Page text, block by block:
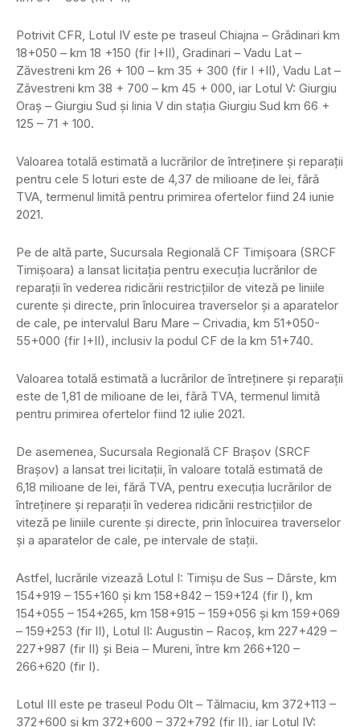
Potrivit CFR, Lotul IV este pe traseul Chiajna – Grădinari km
18+050 – km 18 +150 (fir I+II), Gradinari – Vadu Lat –
Zăvestreni km 26 + 100 – km 35 + 300 (fir I +II), Vadu Lat –
Zăvestreni km 38 + 700 – km 45 + 000, iar Lotul V: Giurgiu
Oraş – Giurgiu Sud şi linia V din staţia Giurgiu Sud km 66 +
125 – 71 + 100.
Valoarea totală estimată a lucrărilor de întreţinere şi reparaţii
pentru cele 5 loturi este de 4,37 de milioane de lei, fără
TVA, termenul limită pentru primirea ofertelor fiind 24 iunie
2021.
Pe de altă parte, Sucursala Regională CF Timişoara (SRCF
Timişoara) a lansat licitaţia pentru execuţia lucrărilor de
reparaţii în vederea ridicării restricţiilor de viteză pe liniile
curente şi directe, prin înlocuirea traverselor şi a aparatelor
de cale, pe intervalul Baru Mare – Crivadia, km 51+050-
55+000 (fir I+II), inclusiv la podul CF de la km 51+740.
Valoarea totală estimată a lucrărilor de întreţinere şi reparaţii
este de 1,81 de milioane de lei, fără TVA, termenul limită
pentru primirea ofertelor fiind 12 iulie 2021.
De asemenea, Sucursala Regională CF Braşov (SRCF
Braşov) a lansat trei licitaţii, în valoare totală estimată de
6,18 milioane de lei, fără TVA, pentru execuţia lucrărilor de
întreţinere şi reparaţii în vederea ridicării restricţiilor de
viteză pe liniile curente şi directe, prin înlocuirea traverselor
şi a aparatelor de cale, pe intervale de staţii.
Astfel, lucrările vizează Lotul I: Timişu de Sus – Dârste, km
154+919 – 155+160 şi km 158+842 – 159+124 (fir I), km
154+055 – 154+265, km 158+915 – 159+056 şi km 159+069
– 159+253 (fir II), Lotul II: Augustin – Racoş, km 227+429 –
227+987 (fir II) şi Beia – Mureni, între km 266+120 –
266+620 (fir I).
Lotul III este pe traseul Podu Olt – Tălmaciu, km 372+113 –
372+600 şi km 372+600 – 372+792 (fir II), iar Lotul IV: